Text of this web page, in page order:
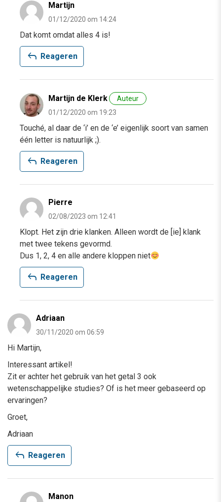
Martijn
01/12/2020 om 14:24
Dat komt omdat alles 4 is!
reply Reageren
Martijn de Klerk
Auteur
01/12/2020 om 19:23
Touché, al daar de ‘i’ en de ‘e’ eigenlijk soort van samen
één letter is natuurlijk ;).
reply Reageren
Pierre
02/08/2023 om 12:41
Klopt. Het zijn drie klanken. Alleen wordt de [ie] klank
met twee tekens gevormd.
Dus 1, 2, 4 en alle andere kloppen niet
reply Reageren
Adriaan
30/11/2020 om 06:59
Hi Martijn,
Interessant artikel!
Zit er achter het gebruik van het getal 3 ook
wetenschappelijke studies? Of is het meer gebaseerd op
ervaringen?
Groet,
Adriaan
reply Reageren
Manon